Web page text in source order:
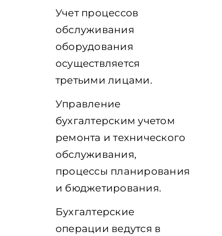
Учет процессов
обслуживания
оборудования
осуществляется
третьими лицами.
Управление
бухгалтерским учетом
ремонта и технического
обслуживания,
процессы планирования
и бюджетирования.
Бухгалтерские
операции ведутся в